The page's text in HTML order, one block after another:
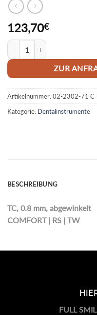
123,70€
Anatomische Mikro-Pinzette
ZUR
Artikelnummer:02-2302-71 C
Kategorie: Dentalinstrumente
BESCHREIBUNG
TC, 0.8 mm, abgewinkelt
COMFORT | RS | TW
FULL